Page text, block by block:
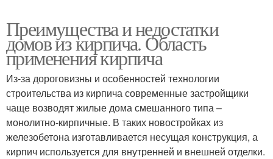
Преимущества и недостатки
домов из кирпича. Область
применения кирпича
Из-за дороговизны и особенностей технологии
строительства из кирпича современные застройщики
чаще возводят жилые дома смешанного типа –
монолитно-кирпичные. В таких новостройках из
железобетона изготавливается несущая конструкция, а
кирпич используется для внутренней и внешней отделки.